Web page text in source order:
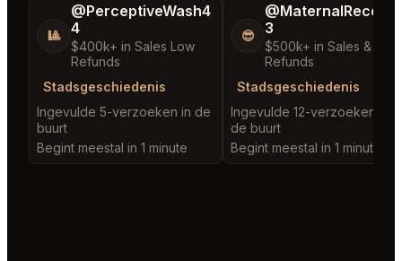
🎱
@PerceptiveWash4
4
$400k+ in Sales Low
Refunds
Stadsgeschiedenis
Ingevulde 5-verzoeken in de
buurt
Begint meestal in 1 minute
😎
3
$500k+ in Sales & Low
Refunds
Stadsgeschiedenis
Ingevulde 12-verzoeken in
de buurt
Begint meestal in 1 minute